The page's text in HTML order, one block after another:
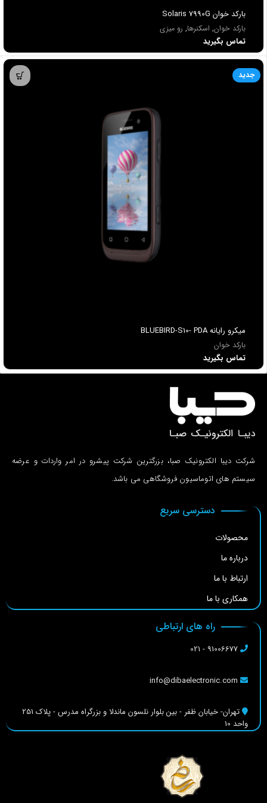
باركد خوان Solaris 7990G
بارکد خوان, اسکنرها, رو میزی
تماس بگیرید
جدید
ميكرو رايانه BLUEBIRD-S10- PDA
بارکد خوان
تماس بگیرید
شرکت دیبا الکترونیک صبا، بزرگترین شرکت پیشرو در امر واردات و عرضه
سیستم های اتوماسیون فروشگاهی می باشد.
دسترسی سریع
محصولات
درباره ما
ارتباط با ما
همکاری با ما
راه های ارتباطی
تهران- خیابان ظفر - بین بلوار نلسون ماندلا و بزرگراه مدرس - پلاک 251
واحد 10